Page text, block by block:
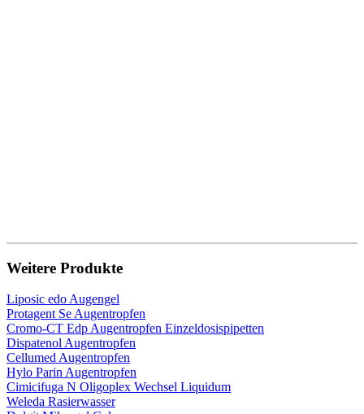
Weitere Produkte
Liposic edo Augengel
Protagent Se Augentropfen
Cromo-CT Edp Augentropfen Einzeldosispipetten
Dispatenol Augentropfen
Cellumed Augentropfen
Hylo Parin Augentropfen
Cimicifuga N Oligoplex Wechsel Liquidum
Weleda Rasierwasser